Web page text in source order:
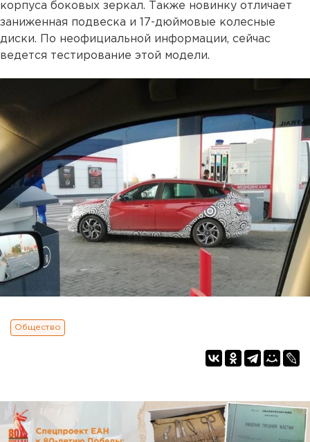
корпуса боковых зеркал. Также новинку отличает
заниженная подвеска и 17-дюймовые колесные
диски. По неофициальной информации, сейчас
ведется тестирование этой модели.
Общество